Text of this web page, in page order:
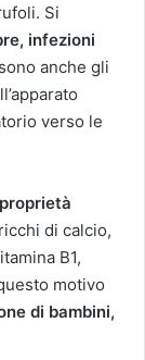
Si
infezioni
anche gli
verso le
di calcio,
B1,
motivo
di bambini,